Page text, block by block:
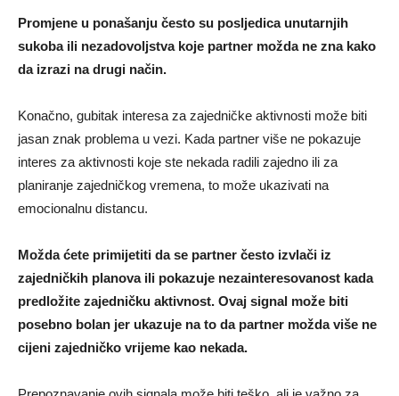
Promjene u ponašanju često su posljedica unutarnjih
sukoba ili nezadovoljstva koje partner možda ne zna kako
da izrazi na drugi način.
Konačno, gubitak interesa za zajedničke aktivnosti može biti
jasan znak problema u vezi. Kada partner više ne pokazuje
interes za aktivnosti koje ste nekada radili zajedno ili za
planiranje zajedničkog vremena, to može ukazivati na
emocionalnu distancu.
Možda ćete primijetiti da se partner često izvlači iz
zajedničkih planova ili pokazuje nezainteresovanost kada
predložite zajedničku aktivnost. Ovaj signal može biti
posebno bolan jer ukazuje na to da partner možda više ne
cijeni zajedničko vrijeme kao nekada.